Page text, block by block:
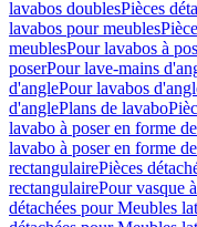
lavabos doublesPièces
lavabos pour meubles
meublesPour lavabos à
poserPour lave-mains
d'anglePour lavabos
d'anglePlans de lavabo
lavabo à poser en forme
lavabo à poser en forme
rectangulairePièces
rectangulairePour vasque
détachées pour Meubles